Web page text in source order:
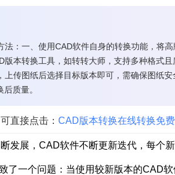
：一、使用CAD软件自身的转换功能，将高
本转换工具，如转转大师，支持多种格式
传图纸后选择目标版本即可，需确保图纸
质量。
直接点击： CAD版本转换在线转换免
发展，CAD软件不断更新迭代，每个
了一个问题：当使用较新版本的CAD